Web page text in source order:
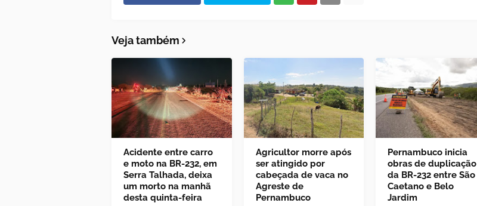
Veja também
Acidente entre carro
e moto na BR-232, em
Serra Talhada, deixa
um morto na manhã
desta quinta-feira
Agricultor morre após
ser atingido por
cabeçada de vaca no
Agreste de
Pernambuco
Pernambuco inicia
obras de duplicação
da BR-232 entre São
Caetano e Belo
Jardim